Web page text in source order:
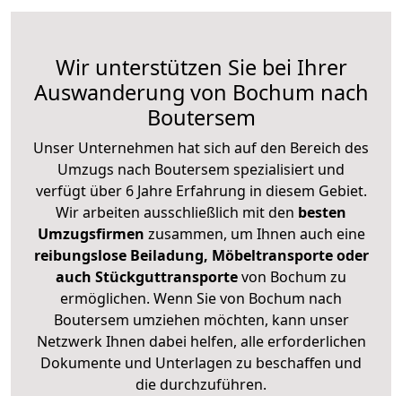
Wir unterstützen Sie bei Ihrer
Auswanderung von Bochum nach
Boutersem
Unser Unternehmen hat sich auf den Bereich des
Umzugs nach Boutersem spezialisiert und
verfügt über 6 Jahre Erfahrung in diesem Gebiet.
Wir arbeiten ausschließlich mit den besten
Umzugsfirmen zusammen, um Ihnen auch eine
reibungslose Beiladung, Möbeltransporte oder
auch Stückguttransportevon Bochum zu
ermöglichen. Wenn Sie von Bochum nach
Boutersem umziehen möchten, kann unser
Netzwerk Ihnen dabei helfen, alle erforderlichen
Dokumente und Unterlagen zu beschaffen und
die durchzuführen.